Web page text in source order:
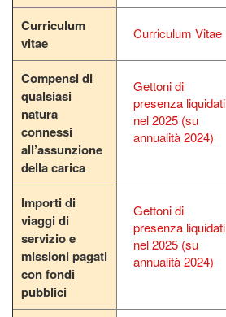
Curriculum
vitae
Curriculum Vitae
Compensi di
qualsiasi
natura
connessi
all’assunzione
della carica
Gettoni di
presenza liquidati
nel 2025 (su
annualità 2024)
Importi di
viaggi di
servizio e
missioni pagati
con fondi
pubblici
Gettoni di
presenza liquidati
nel 2025 (su
annualità 2024)